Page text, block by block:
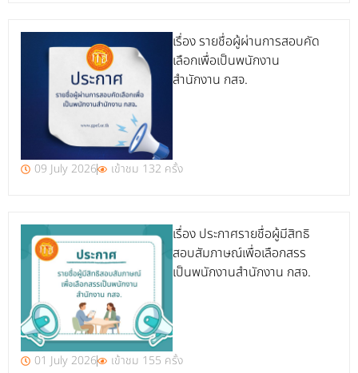
เรื่อง รายชื่อผู้ผ่านการสอบคัด
เลือกเพื่อเป็นพนักงาน
สำนักงาน กสจ.
09 July 2026 เข้าชม 132 ครั้ง
เรื่อง ประกาศรายชื่อผู้มีสิทธิ
สอบสัมภาษณ์เพื่อเลือกสรร
เป็นพนักงานสำนักงาน กสจ.
01 July 2026 เข้าชม 155 ครั้ง